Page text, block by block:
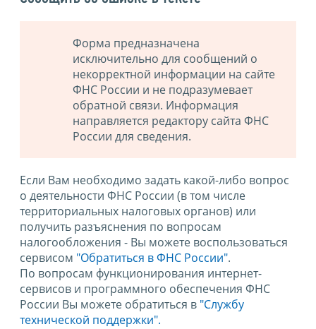
Форма предназначена
исключительно для сообщений о
некорректной информации на сайте
ФНС России и не подразумевает
обратной связи. Информация
направляется редактору сайта ФНС
России для сведения.
Если Вам необходимо задать какой-либо вопрос
о деятельности ФНС России (в том числе
территориальных налоговых органов) или
получить разъяснения по вопросам
налогообложения - Вы можете воспользоваться
сервисом "Обратиться в ФНС России".
По вопросам функционирования интернет-
сервисов и программного обеспечения ФНС
России Вы можете обратиться в "Службу
технической поддержки".